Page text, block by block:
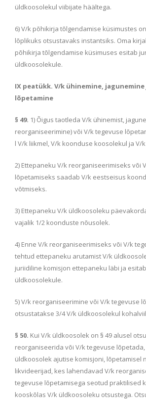
üldkoosolekul viibijate häältega.
6) V/k põhikirja tõlgendamise küsimustes
lõplikuks otsustavaks instantsiks. Oma
põhikirja tõlgendamise küsimuses esitab
üldkoosolekule.
IX peatükk. V/k ühinemine,
lõpetamine
§ 49. 1) Õigus taotleda V/k ühinemist,
reorganiseerimine) või V/k tegevuse
l V/k liikmel, V/k koonduse koosolekul ja V/
2) Ettepaneku V/k reorganiseerimiseks või
lõpetamiseks saadab V/k eestseisus
võtmiseks.
3) Ettepaneku V/k üldkoosoleku
vajalik 1/2 koonduste nõusolek.
4) Enne V/k reorganiseerimiseks või V/k
tehtud ettepaneku arutamist V/k
juriidiline komisjon ettepaneku läbi ja
üldkoosolekule.
5) V/k reorganiseerimine või V/k tegevuse
otsustatakse 3/4 V/k üldkoosolekul
§ 50. Kui V/k üldkoosolek on § 49 alusel
reorganiseerida või V/k tegevuse
üldkoosolek ajutise komisjoni, lõpetamisel
likvideerijad, kes lahendavad V/k
tegevuse lõpetamisega seotud praktilised
kooskõlas V/k üldkoosoleku otsustega.